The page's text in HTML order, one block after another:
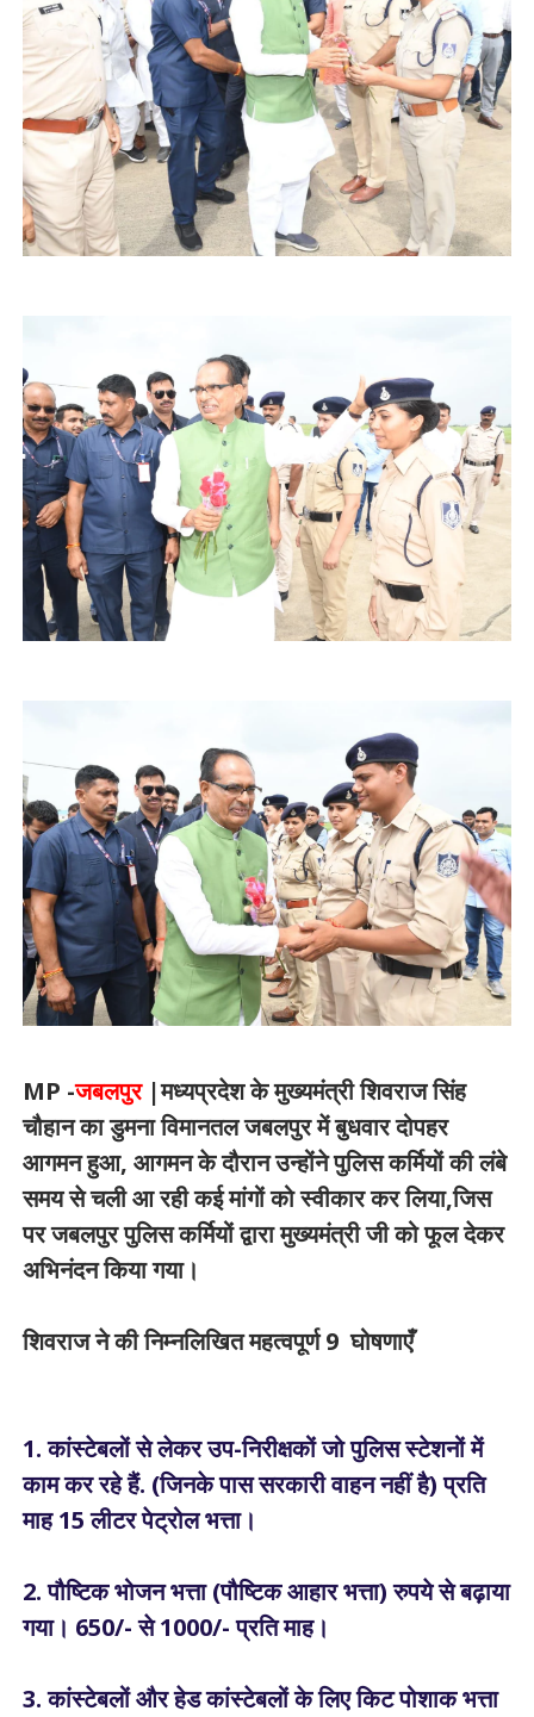
MP -जबलपुर|मध्यप्रदेश के मुख्यमंत्री शिवराज सिंह
चौहान का डुमना विमानतल जबलपुर में बुधवार दोपहर
आगमन हुआ, आगमन के दौरान उन्होंने पुलिस कर्मियों की लंबे
समय से चली आ रही कई मांगों को स्वीकार कर लिया,जिस
पर जबलपुर पुलिस कर्मियों द्वारा मुख्यमंत्री जी को फूल देकर
अभिनंदन किया गया।
शिवराज ने की निम्नलिखित महत्वपूर्ण 9 घोषणाएँ
1. कांस्टेबलों से लेकर उप-निरीक्षकों जो पुलिस स्टेशनों में
काम कर रहे हैं. (जिनके पास सरकारी वाहन नहीं है) प्रति
माह 15 लीटर पेट्रोल भत्ता।
2. पौष्टिक भोजन भत्ता (पौष्टिक आहार भत्ता) रुपये से बढ़ाया
गया। 650/- से 1000/- प्रति माह।
3. कांस्टेबलों और हेड कांस्टेबलों के लिए किट पोशाक भत्ता